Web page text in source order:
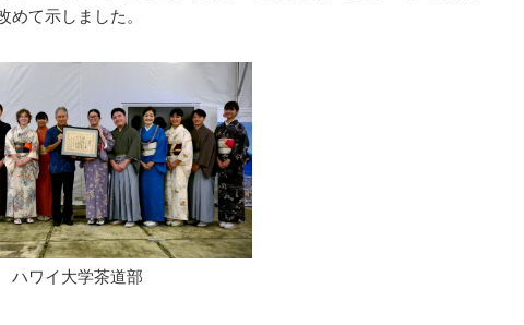
ハワイ大学茶道部
て示しました。